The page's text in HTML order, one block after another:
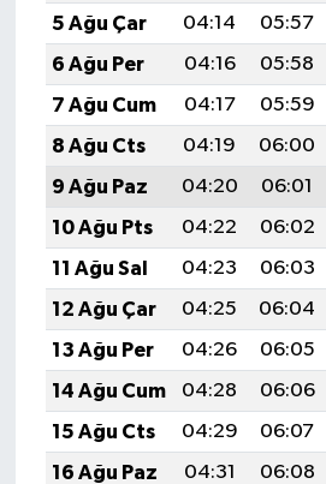
5 Ağu Çar
04:14 05:57
6 Ağu Per
04:16 05:58
7 Ağu Cum
04:17 05:59
8 Ağu Cts
04:19 06:00
9 Ağu Paz
04:20 06:01
10 Ağu Pts
04:22 06:02
11 Ağu Sal
04:23 06:03
12 Ağu Çar
04:25 06:04
13 Ağu Per
04:26 06:05
14 Ağu Cum
04:28 06:06
15 Ağu Cts
04:29 06:07
16 Ağu Paz
04:31 06:08